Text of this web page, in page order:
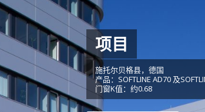
项目
施托尔贝格县，德国
产品：SOFTLINE AD70 及
门窗K值：约0.68